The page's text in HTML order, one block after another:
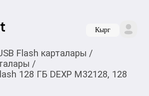
Кырг
Flash карталары /
/
128 ГБ DEXP M32128, 128